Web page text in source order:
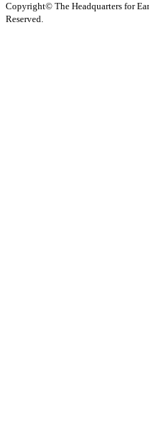
Copyright© The Headquarters for
Reserved.